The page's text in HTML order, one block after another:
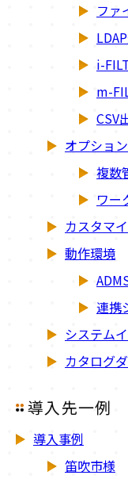
ファ
i-
m-
CSV
オプショ
複数
ワー
カスタマ
動作環境
連携
システム
カタログ
導入先一例
導入事例
笛吹市様